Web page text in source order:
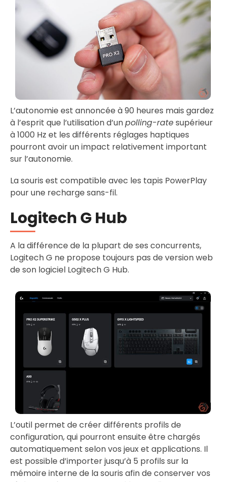
L’autonomie est annoncée à 90 heures mais gardez
à l’esprit que l’utilisation d’unpolling-ratesupérieur
à 1000 Hz et les différents réglages haptiques
pourront avoir un impact relativement important
sur l’autonomie.
La souris est compatible avec les tapis PowerPlay
pour une recharge sans-fil.
Logitech G Hub
A la différence de la plupart de ses concurrents,
Logitech G ne propose toujours pas de version web
de son logiciel Logitech G Hub.
L’outil permet de créer différents profils de
configuration, qui pourront ensuite être chargés
automatiquement selon vos jeux et applications. Il
est possible d’importer jusqu’à 5 profils sur la
mémoire interne de la souris afin de conserver vos